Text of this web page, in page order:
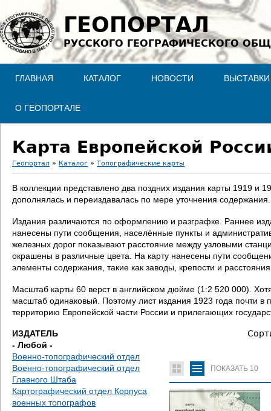
Jump to navigation
ГЕОПОРТАЛ
РУССКОГО ГЕОГРАФИЧЕСКОГО
ГЛАВНАЯ КАТАЛОГ НОВОСТИ ВЫСТАВКИ
О ГЕОПОРТАЛЕ
Карта Европейской
В
ы
з
д
с
Геопортал » Каталог » Топографические карты
В коллекции представлено два поздних издания карты 1919 и
дополнялась и переиздавалась по мере уточнения содержания.
Издания различаются по оформлению и разграфке. Раннее
нанесены пути сообщения, населённые пункты и
железных дорог показывают расстояние между узловыми
окрашены в различные цвета. На карту нанесены пути
элементы содержания, такие как заводы, крепости и
Масштаб карты 60 верст в английском дюйме (1:2 520 000).
масштаб одинаковый. Поэтому лист издания 1923 года почти
территорию Европейской части России и прилегающих
ИЗДАТЕЛЬ
- Любой -
Военно-топографический отдел
Военно-топографический отдел
Главного Штаба
Картографический отдел Корпуса
военных топографов
ПОКАЗАТЬ 10